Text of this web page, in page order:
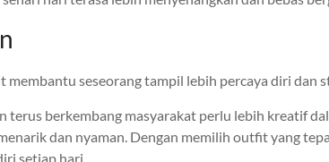
membantu seseorang tampil lebih percaya diri dan
terus berkembang masyarakat perlu lebih kreatif
dan nyaman. Dengan memilih outfit yang
setiap hari.